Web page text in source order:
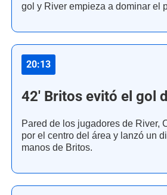
gol y River empieza a dominar el
20:13
42' Britos evitó el gol
Pared de los jugadores de River,
por el centro del área y lanzó un
manos de Britos.